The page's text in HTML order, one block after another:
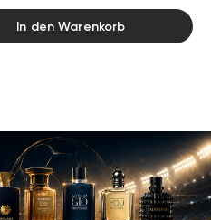
den gewünschten
In den Warenkorb